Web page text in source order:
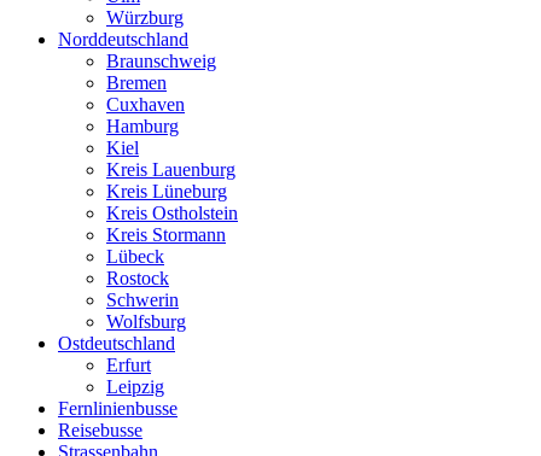
Würzburg
Norddeutschland
Braunschweig
Bremen
Cuxhaven
Hamburg
Kiel
Kreis Lauenburg
Kreis Lüneburg
Kreis Ostholstein
Kreis Stormann
Lübeck
Rostock
Schwerin
Wolfsburg
Ostdeutschland
Erfurt
Leipzig
Fernlinienbusse
Reisebusse
Strassenbahn